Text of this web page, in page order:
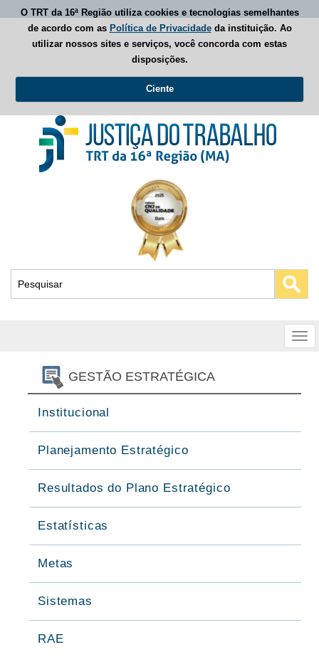
O TRT da 16ª Região utiliza cookies e tecnologias semelhantes
de acordo com as Política de Privacidadeda instituição. Ao
utilizar nossos sites e serviços, você concorda com estas
disposições.
Ciente
GESTÃO ESTRATÉGICA
Institucional
Planejamento Estratégico
Resultados do Plano Estratégico
Estatísticas
Metas
Sistemas
RAE